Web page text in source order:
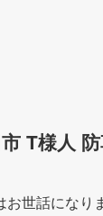
T様人
お世話になり